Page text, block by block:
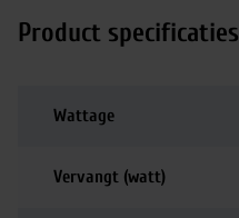
Product specificaties
Wattage
Vervangt (watt)